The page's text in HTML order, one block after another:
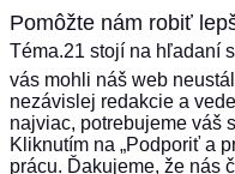
Pomôžte nám robiť
Téma.21 stojí na hľadaní
vás mohli náš web
nezávislej redakcie a
najviac, potrebujeme váš
Kliknutím na „Podporiť a
prácu. Ďakujeme, že nás